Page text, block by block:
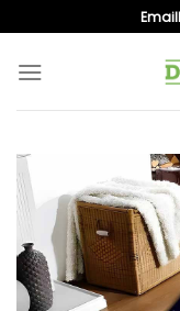
to
content